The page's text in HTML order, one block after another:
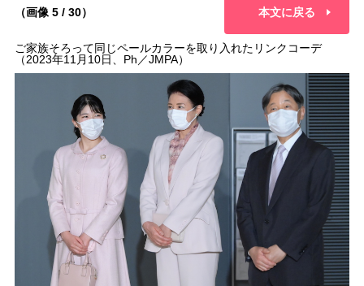
（画像 5 / 30） 本文に戻る
ご家族そろって同じペールカラーを取り入れたリンクコーデ
（2023年11月10日、Ph／JMPA）